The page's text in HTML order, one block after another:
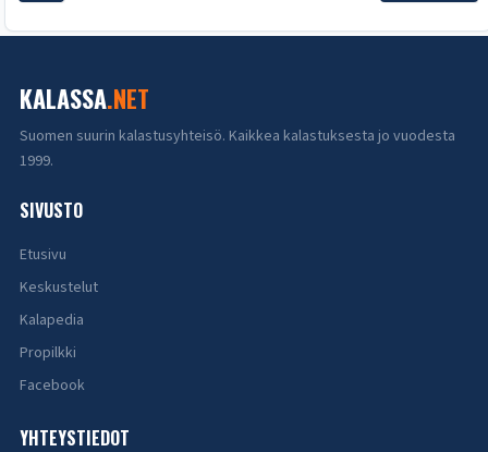
KALASSA.NET
Suomen suurin kalastusyhteisö. Kaikkea kalastuksesta jo vuodesta
1999.
SIVUSTO
Etusivu
Keskustelut
Kalapedia
Propilkki
Facebook
YHTEYSTIEDOT